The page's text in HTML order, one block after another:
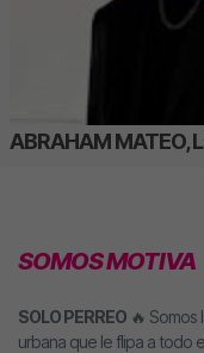
ABRAHAM MATEO,
SOMOS MOTIVA
SOLO PERREO 🔥
urbana que le flipa a todo